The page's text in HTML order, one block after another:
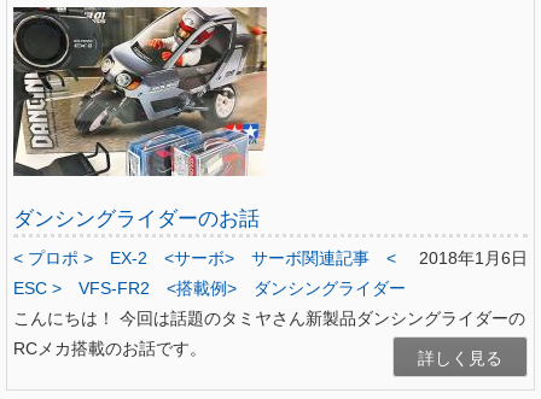
ダンシングライダーのお話
2018年1月6日
< プロポ > EX-2 <サーボ> サーボ関連記事
<
ESC >
VFS-FR2 <搭載例>
ダンシングライダー
こんにちは！ 今回は話題のタミヤさん新製品ダンシングライダーの
RCメカ搭載のお話です。
詳しく見る